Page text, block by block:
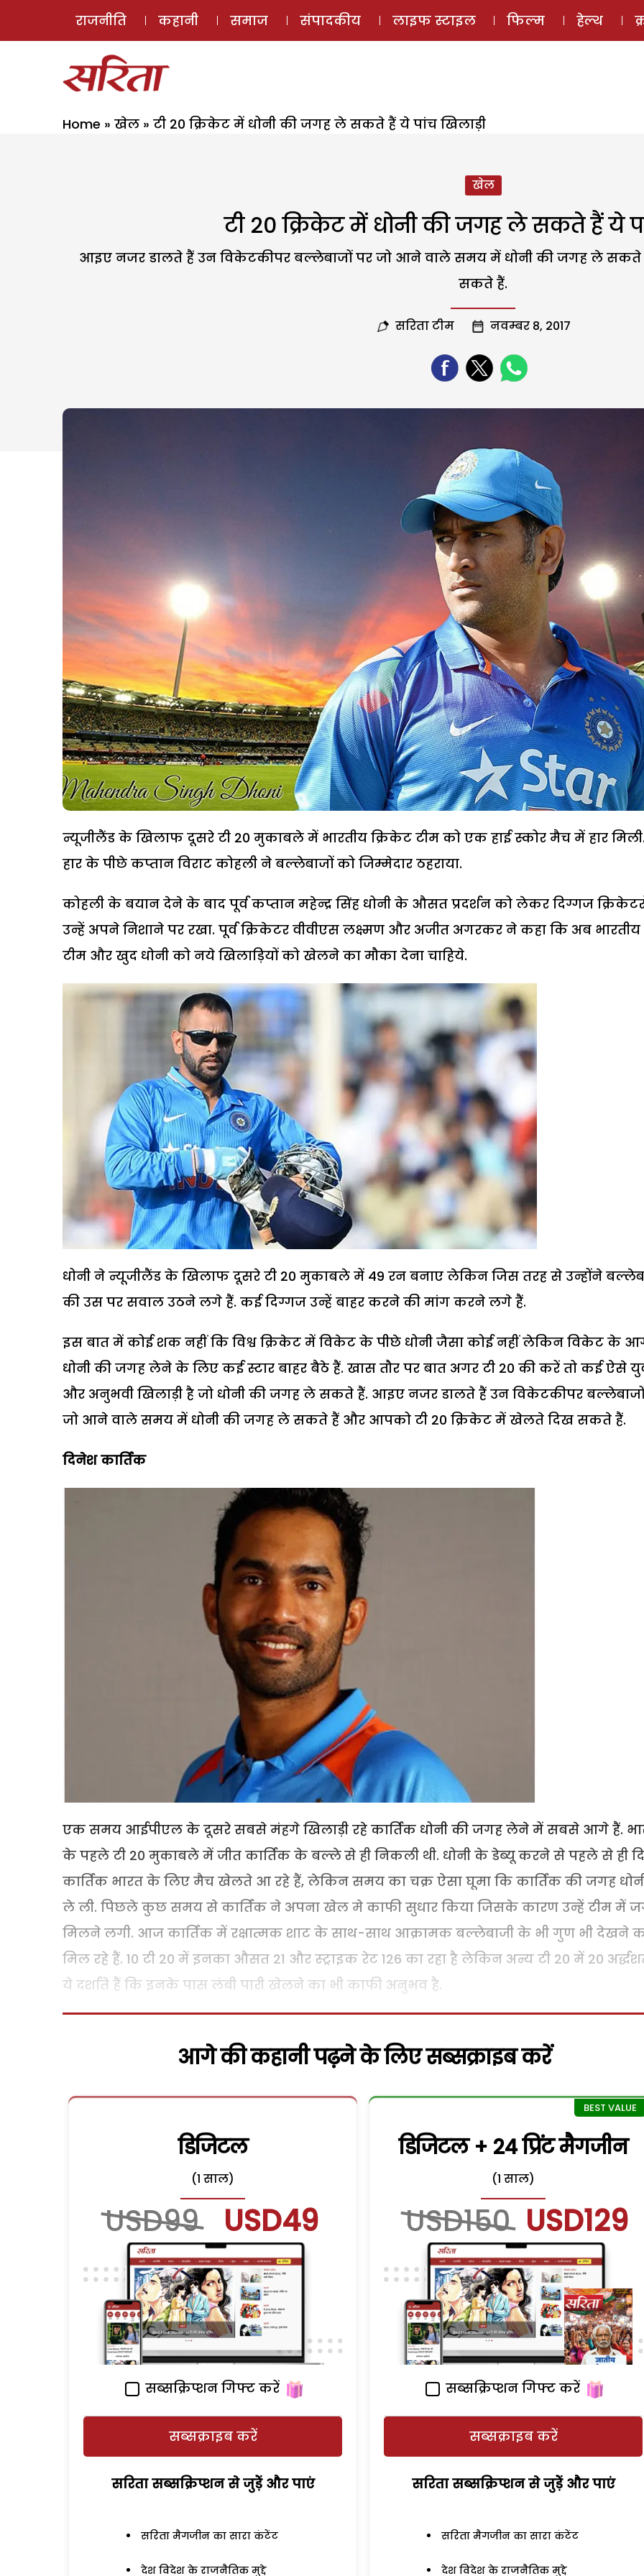
ई-मैगज़ीन
राजनीति कहानी समाज संपादकीय लाइफ स्टाइल फिल्म हेल्थ
Home » खेल » टी 20 क्रिकेट में धोनी की जगह ले सकते हैं ये पांच खिलाड़ी
खेल
टी 20 क्रिकेट में धोनी की जगह ले सकते हैं ये
आइए नजर डालते हैं उन विकेटकीपर बल्लेबाजों पर जो आने वाले समय में धोनी की जगह ले
सकते हैं.
सरिता टीम नवम्बर 8, 2017
न्यूजीलैंड के खिलाफ दूसरे टी 20 मुकाबले में भारतीय क्रिकेट टीम को एक हाई स्कोर मैच में हार मिली.
हार के पीछे कप्तान विराट कोहली ने बल्लेबाजों को जिम्मेदार ठहराया.
कोहली के बयान देने के बाद पूर्व कप्तान महेन्द्र सिंह धोनी के औसत प्रदर्शन को लेकर दिग्गज
उन्हें अपने निशाने पर रखा. पूर्व क्रिकेटर वीवीएस लक्ष्मण और अजीत अगरकर ने कहा कि अब भारतीय
टीम और खुद धोनी को नये खिलाड़ियों को खेलने का मौका देना चाहिये.
धोनी ने न्यूजीलैंड के खिलाफ दूसरे टी 20 मुकाबले में 49 रन बनाए लेकिन जिस तरह से उन्होंने
की उस पर सवाल उठने लगे हैं. कई दिग्गज उन्हें बाहर करने की मांग करने लगे हैं.
इस बात में कोई शक नहीं कि विश्व क्रिकेट में विकेट के पीछे धोनी जैसा कोई नहीं लेकिन विकेट के
धोनी की जगह लेने के लिए कई स्टार बाहर बैठे हैं. खास तौर पर बात अगर टी 20 की करें तो कई ऐसे
और अनुभवी खिलाड़ी है जो धोनी की जगह ले सकते हैं. आइए नजर डालते हैं उन विकेटकीपर
जो आने वाले समय में धोनी की जगह ले सकते हैं और आपको टी 20 क्रिकेट में खेलते दिख सकते हैं.
दिनेश कार्तिक
एक समय आईपीएल के दूसरे सबसे मंहगे खिलाड़ी रहे कार्तिक धोनी की जगह लेने में सबसे आगे हैं.
के पहले टी 20 मुकाबले में जीत कार्तिक के बल्ले से ही निकली थी. धोनी के डेब्यू करने से पहले से ही
कार्तिक भारत के लिए मैच खेलते आ रहे हैं, लेकिन समय का चक्र ऐसा घूमा कि कार्तिक की जगह
ले ली. पिछले कुछ समय से कार्तिक ने अपना खेल मे काफी सुधार किया जिसके कारण उन्हें टीम में
मिलने लगी. आज कार्तिक में रक्षात्मक शाट के साथ-साथ आक्रामक बल्लेबाजी के भी गुण भी देखने
मिल रहे हैं. 10 टी 20 में इनका औसत 21 और स्ट्राइक रेट 126 का रहा है लेकिन अन्य टी 20 में 20
ये दर्शाते हैं कि इनके पास लंबी पारी खेलने का भी काफी अनुभव है.
आगे की कहानी पढ़ने के लिए सब्सक्राइब करें
डिजिटल
(1 साल)
USD99 USD49
सब्सक्रिप्शन गिफ्ट करें
सब्सक्राइब करें
सरिता सब्सक्रिप्शन से जुड़ेें और पाएं
सरिता मैगजीन का सारा कंटेंट
देश विदेश के राजनैतिक मुद्दे
डिजिटल + 24 प्रिंट मैगजीन
(1 साल)
USD150 USD129
सब्सक्रिप्शन गिफ्ट करें
सब्सक्राइब करें
सरिता सब्सक्रिप्शन से जुड़ेें और पाएं
सरिता मैगजीन का सारा कंटेंट
देश विदेश के राजनैतिक मुद्दे